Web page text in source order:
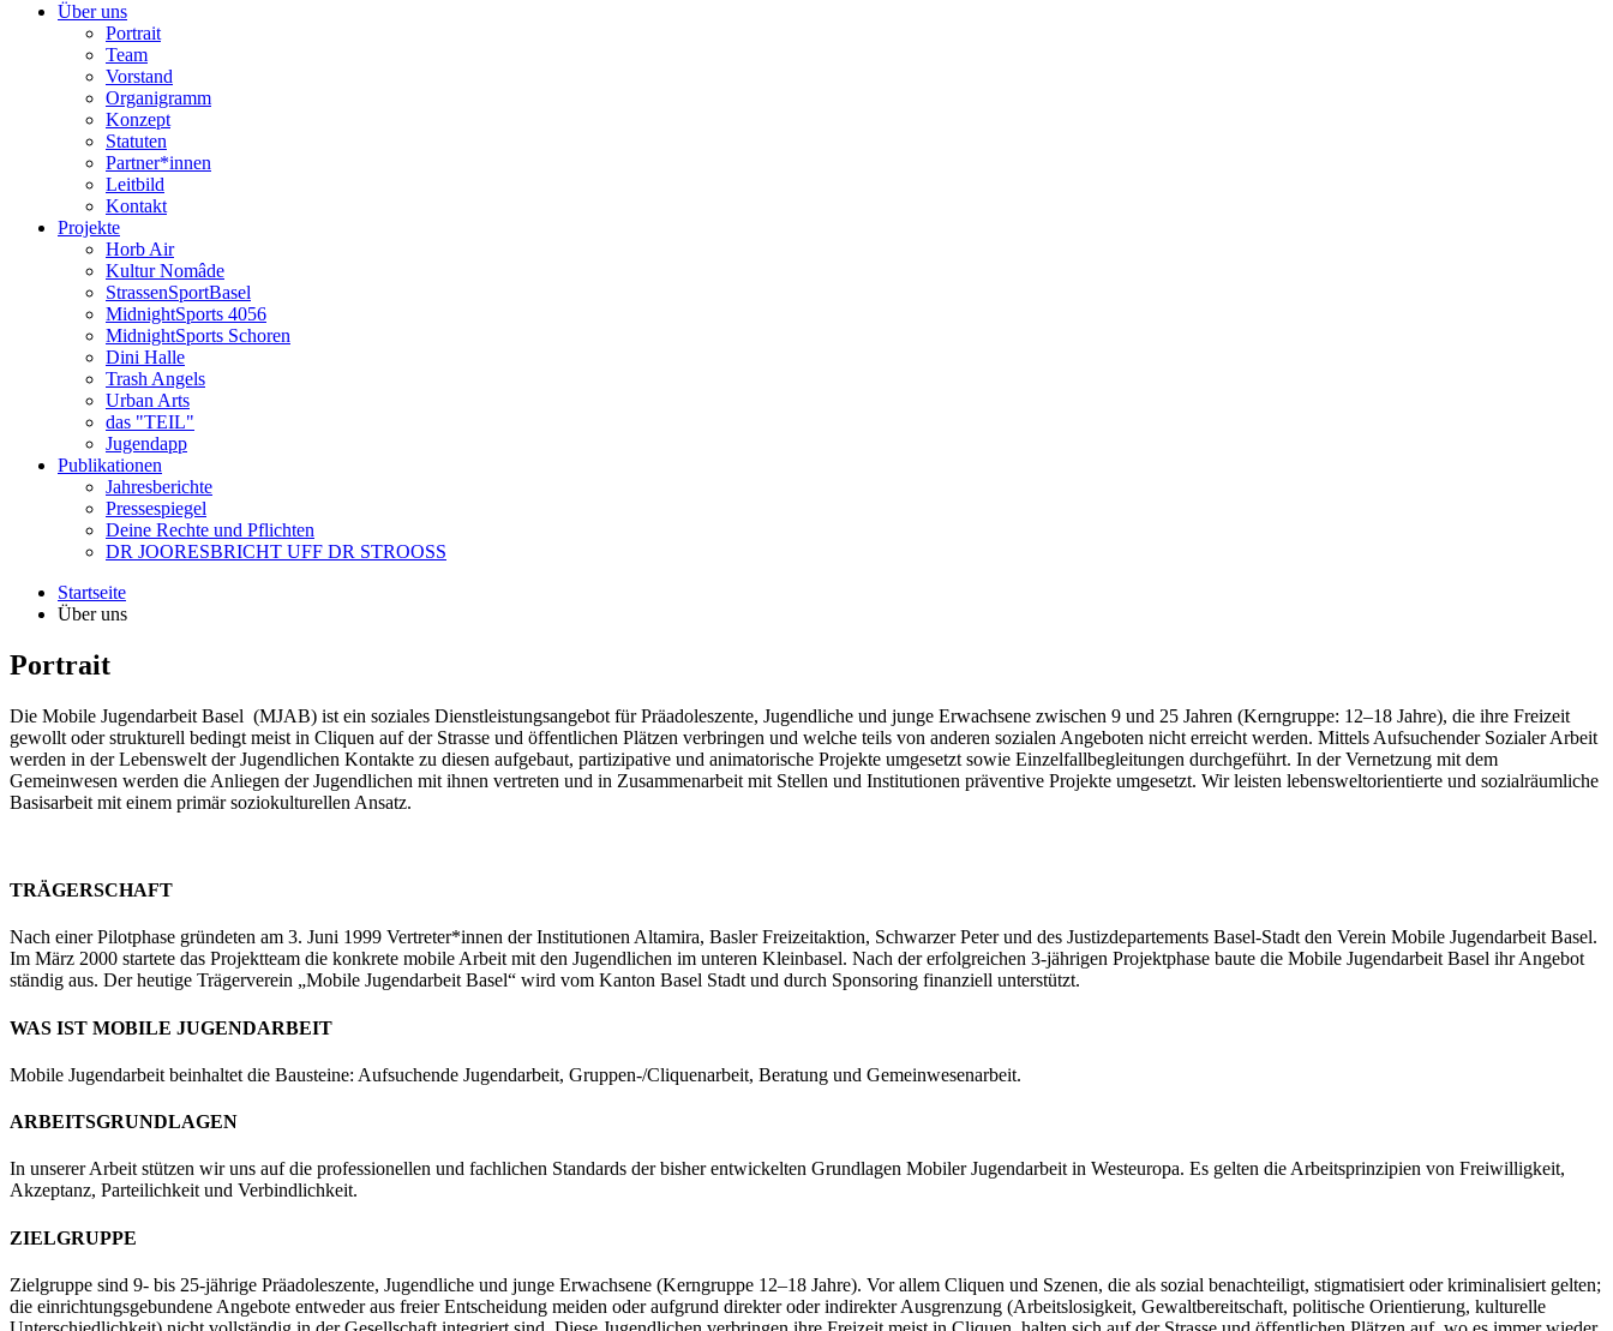
Über uns
Portrait
Team
Vorstand
Organigramm
Konzept
Statuten
Partner*innen
Leitbild
Kontakt
Projekte
Horb Air
Kultur Nomâde
StrassenSportBasel
MidnightSports 4056
MidnightSports Schoren
Dini Halle
Trash Angels
Urban Arts
das "TEIL"
Jugendapp
Publikationen
Jahresberichte
Pressespiegel
Deine Rechte und Pflichten
DR JOORESBRICHT UFF DR STROOSS
Startseite
Über uns
Portrait
Die Mobile Jugendarbeit Basel (MJAB) ist ein soziales Dienstleistungsangebot für Präadoleszente, Jugendliche und junge Erwachsene zwischen 9 und 25 Jahren (Kerngruppe: 12–18 Jahre), die ihre Freizeit
gewollt oder strukturell bedingt meist in Cliquen auf der Strasse und öffentlichen Plätzen verbringen und welche teils von anderen sozialen Angeboten nicht erreicht werden. Mittels Aufsuchender Sozialer Arbeit
werden in der Lebenswelt der Jugendlichen Kontakte zu diesen aufgebaut, partizipative und animatorische Projekte umgesetzt sowie Einzelfallbegleitungen durchgeführt. In der Vernetzung mit dem
Gemeinwesen werden die Anliegen der Jugendlichen mit ihnen vertreten und in Zusammenarbeit mit Stellen und Institutionen präventive Projekte umgesetzt. Wir leisten lebensweltorientierte und sozialräumliche
Basisarbeit mit einem primär soziokulturellen Ansatz.
TRÄGERSCHAFT
Nach einer Pilotphase gründeten am 3. Juni 1999 Vertreter*innen der Institutionen Altamira, Basler Freizeitaktion, Schwarzer Peter und des Justizdepartements Basel-Stadt den Verein Mobile Jugendarbeit Basel.
Im März 2000 startete das Projektteam die konkrete mobile Arbeit mit den Jugendlichen im unteren Kleinbasel. Nach der erfolgreichen 3-jährigen Projektphase baute die Mobile Jugendarbeit Basel ihr Angebot
ständig aus. Der heutige Trägerverein „Mobile Jugendarbeit Basel“ wird vom Kanton Basel Stadt und durch Sponsoring finanziell unterstützt.
WAS IST MOBILE JUGENDARBEIT
Mobile Jugendarbeit beinhaltet die Bausteine: Aufsuchende Jugendarbeit, Gruppen-/Cliquenarbeit, Beratung und Gemeinwesenarbeit.
ARBEITSGRUNDLAGEN
In unserer Arbeit stützen wir uns auf die professionellen und fachlichen Standards der bisher entwickelten Grundlagen Mobiler Jugendarbeit in Westeuropa. Es gelten die Arbeitsprinzipien von Freiwilligkeit,
Akzeptanz, Parteilichkeit und Verbindlichkeit.
ZIELGRUPPE
Zielgruppe sind 9- bis 25-jährige Präadoleszente, Jugendliche und junge Erwachsene (Kerngruppe 12–18 Jahre). Vor allem Cliquen und Szenen, die als sozial benachteiligt, stigmatisiert oder kriminalisiert gelten;
die einrichtungsgebundene Angebote entweder aus freier Entscheidung meiden oder aufgrund direkter oder indirekter Ausgrenzung (Arbeitslosigkeit, Gewaltbereitschaft, politische Orientierung, kulturelle